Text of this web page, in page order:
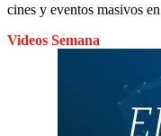
cines y eventos masivos
Videos Semana